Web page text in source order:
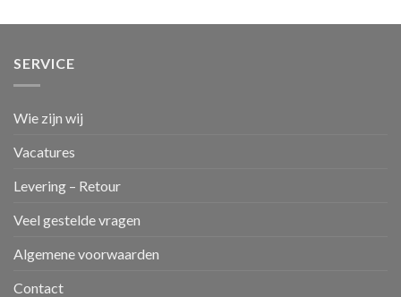
SERVICE
Wie zijn wij
Vacatures
Levering – Retour
Veel gestelde vragen
Algemene voorwaarden
Contact